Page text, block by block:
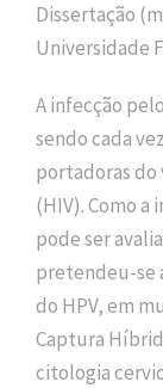
Dissertação
Universidade
A infecção
sendo cada
portadoras do
(HIV). Como
pode ser
pretendeu-se
do HPV, em
Captura
citologia